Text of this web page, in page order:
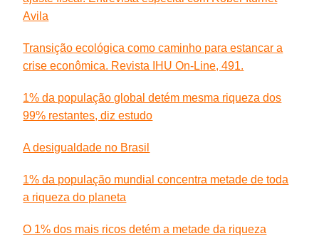
Avila
Transição ecológica como caminho para estancar a
crise econômica. Revista IHU On-Line, 491.
1% da população global detém mesma riqueza dos
99% restantes, diz estudo
A desigualdade no Brasil
1% da população mundial concentra metade de toda
a riqueza do planeta
O 1% dos mais ricos detém a metade da riqueza